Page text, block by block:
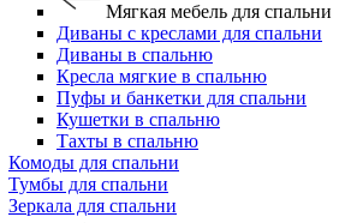
Мягкая мебель для спальни
Диваны с креслами для спальни
Диваны в спальню
Кресла мягкие в спальню
Пуфы и банкетки для спальни
Кушетки в спальню
Тахты в спальню
Комоды для спальни
Тумбы для спальни
Зеркала для спальни